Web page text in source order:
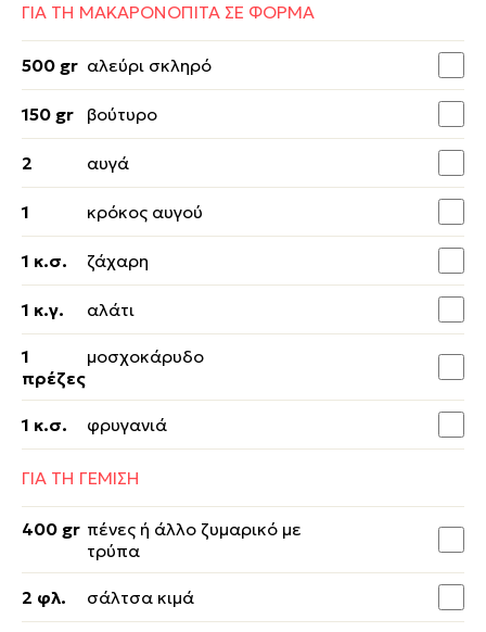
ΓΙΑ ΤΗ ΜΑΚΑΡΟΝΟΠΙΤΑ ΣΕ ΦΟΡΜΑ
500 gr αλεύρι σκληρό
150 gr βούτυρο
2 αυγά
1 κρόκος αυγού
1 κ.σ. ζάχαρη
1 κ.γ. αλάτι
1
πρέζες
μοσχοκάρυδο
1 κ.σ. φρυγανιά
ΓΙΑ ΤΗ ΓΕΜΙΣΗ
400 gr πένες ή άλλο ζυμαρικό με
τρύπα
2 φλ. σάλτσα κιμά